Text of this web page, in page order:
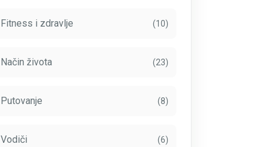
Fitness i zdravlje (10)
Način života (23)
Putovanje (8)
Vodiči (6)